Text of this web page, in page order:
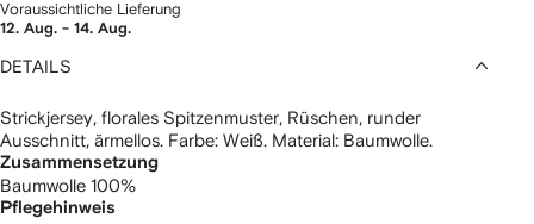
Voraussichtliche Lieferung
12. Aug. - 14. Aug.
DETAILS
Strickjersey, florales Spitzenmuster, Rüschen, runder
Ausschnitt, ärmellos. Farbe: Weiß. Material: Baumwolle.
Zusammensetzung
Baumwolle 100%
Pflegehinweis